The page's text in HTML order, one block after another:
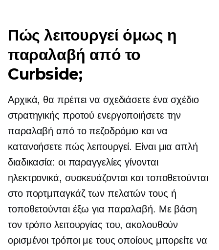
Πώς λειτουργεί όμως η
παραλαβή από το
Curbside;
Αρχικά, θα πρέπει να σχεδιάσετε ένα σχέδιο
στρατηγικής προτού ενεργοποιήσετε την
παραλαβή από το πεζοδρόμιο και να
κατανοήσετε πώς λειτουργεί. Είναι μια απλή
διαδικασία: οι παραγγελίες γίνονται
ηλεκτρονικά, συσκευάζονται και τοποθετούνται
στο πορτμπαγκάζ των πελατών τους ή
τοποθετούνται έξω για παραλαβή. Με βάση
τον τρόπο λειτουργίας του, ακολουθούν
ορισμένοι τρόποι με τους οποίους μπορείτε να